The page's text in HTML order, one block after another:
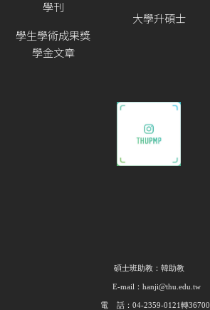
學刊
學生學術成果獎
學金文章
大學升碩士
碩士班助教：韓助教
E-mail：hanji@thu.edu.tw
電 話：04-2359-0121轉36700